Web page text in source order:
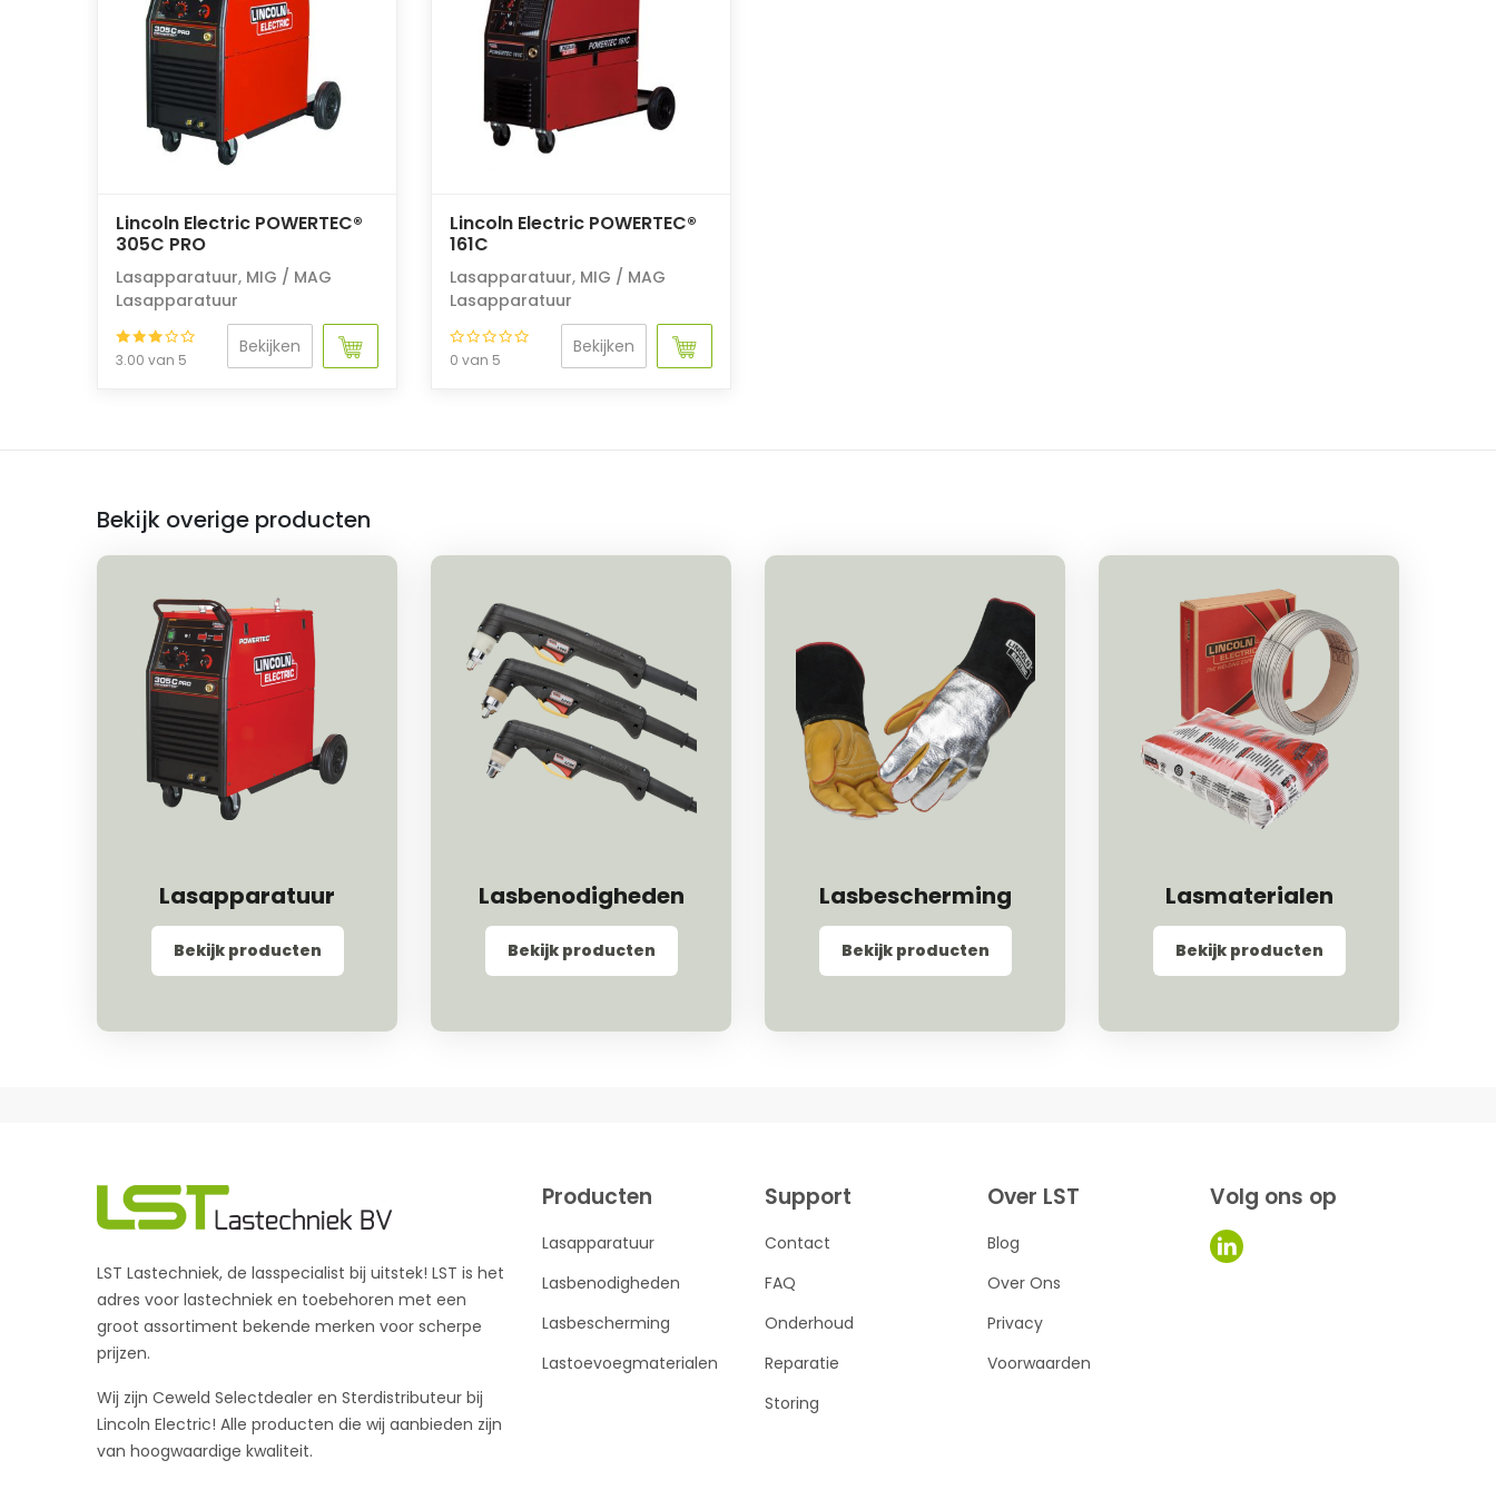
Lincoln Electric POWERTEC®
305C PRO
Lasapparatuur, MIG / MAG
Lasapparatuur
3.00 van 5
Bekijken
Lincoln Electric POWERTEC®
161C
Lasapparatuur, MIG / MAG
Lasapparatuur
0 van 5
Bekijken
Bekijk overige producten
Lasapparatuur
Bekijk producten
Lasbenodigheden
Bekijk producten
Lasbescherming
Bekijk producten
Lasmaterialen
Bekijk producten
LST Lastechniek, de lasspecialist bij uitstek! LST is het
adres voor lastechniek en toebehoren met een
groot assortiment bekende merken voor scherpe
prijzen.
Wij zijn Ceweld Selectdealer en Sterdistributeur bij
Lincoln Electric! Alle producten die wij aanbieden zijn
van hoogwaardige kwaliteit.
Producten
Lasapparatuur
Lasbenodigheden
Lasbescherming
Lastoevoegmaterialen
Support
Contact
FAQ
Onderhoud
Reparatie
Storing
Over LST
Blog
Over Ons
Privacy
Voorwaarden
Volg ons op